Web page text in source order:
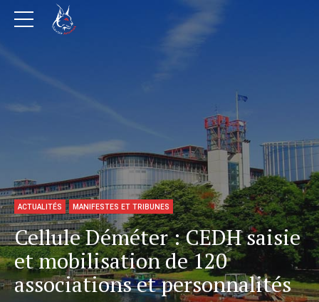
ACTUALITÉS MANIFESTES ET TRIBUNES
Cellule Déméter : CEDH saisie
et mobilisation de 120
associations et personnalités